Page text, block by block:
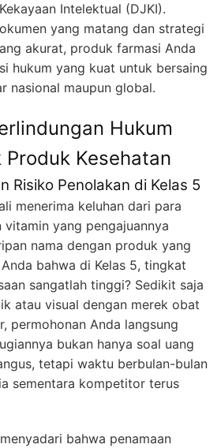
Intelektual (DJKI).
yang matang dan strategi
akurat, produk farmasi Anda
hukum yang kuat untuk bersaing
nasional maupun global.
Hukum
Kesehatan
Risiko Penolakan di Kelas 5
menerima keluhan dari para
vitamin yang pengajuannya
nama dengan produk yang
bahwa di Kelas 5, tingkat
sangatlah tinggi? Sedikit saja
atau visual dengan merek obat
permohonan Anda langsung
bukan hanya soal uang
tetapi waktu berbulan-bulan
sementara kompetitor terus
bahwa penamaan